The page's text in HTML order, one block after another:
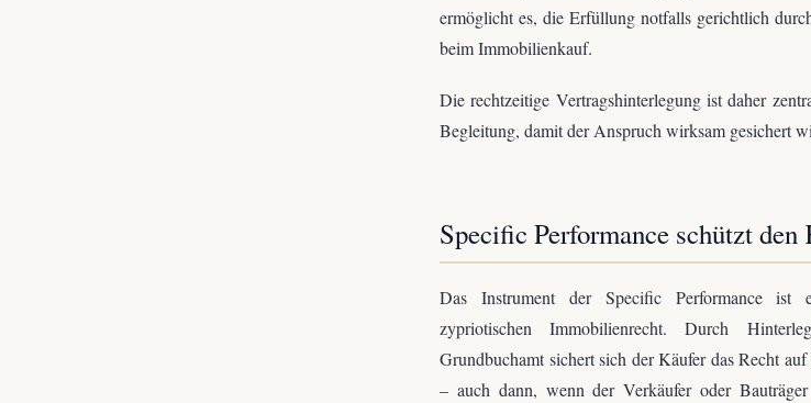
ermöglicht es, die Erfüllung notfalls gerichtlich
beim Immobilienkauf.
Die rechtzeitige Vertragshinterlegung ist daher
Begleitung, damit der Anspruch wirksam gesichert
Specific Performance schützt den
Das Instrument der Specific Performance ist
zypriotischen Immobilienrecht. Durch
Grundbuchamt sichert sich der Käufer das Recht
– auch dann, wenn der Verkäufer oder